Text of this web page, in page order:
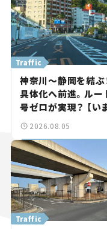
Traffic
神奈川～静岡を結ぶ
具体化へ前進。ル
号ゼロが実現？ 【い
2026.08.05
Traffic